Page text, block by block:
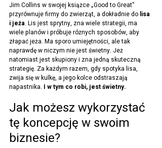
Jim Collins w swojej książce „Good to Great”
przyrównuje firmy do zwierząt, a dokładnie do lisa
i jeża. Lis jest sprytny, zna wiele strategii, ma
wiele planów i próbuje różnych sposobów, aby
złapać jeża. Ma sporo umiejętności, ale tak
naprawdę w niczym nie jest świetny. Jeż
natomiast jest skupiony i zna jedną skuteczną
strategię. Za każdym razem, gdy spotyka lisa,
zwija się w kulkę, a jego kolce odstraszają
napastnika. I w tym co robi, jest świetny.
Jak możesz wykorzystać
tę koncepcję w swoim
biznesie?